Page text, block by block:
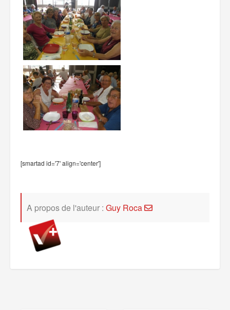
[smartad id='7' align='center']
A propos de l'auteur : Guy Roca